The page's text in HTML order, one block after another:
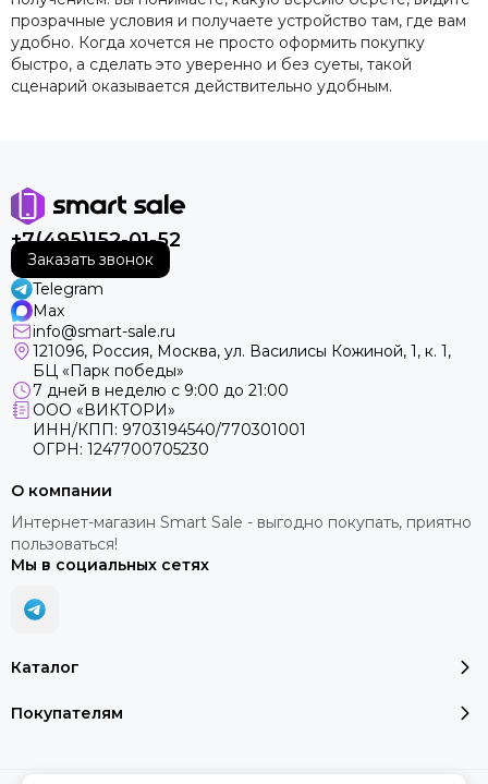
прозрачные условия и получаете устройство там, где вам
удобно. Когда хочется не просто оформить покупку
быстро, а сделать это уверенно и без суеты, такой
сценарий оказывается действительно удобным.
+7(495)152-01-52
Заказать звонок
Telegram
Max
info@smart-sale.ru
121096, Россия, Москва, ул. Василисы Кожиной, 1, к. 1,
БЦ «Парк победы»
7 дней в неделю с 9:00 до 21:00
ООО «ВИКТОРИ»
ИНН/КПП: 9703194540/770301001
ОГРН: 1247700705230
Каталог
Покупателям
О компании
Интернет-магазин Smart Sale - выгодно покупать, приятно
пользоваться!
Мы в социальных сетях